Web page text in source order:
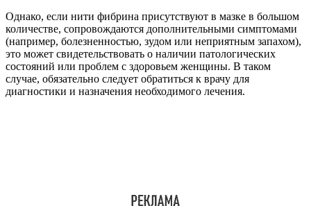
Однако, если нити фибрина присутствуют в мазке в большом
количестве, сопровождаются дополнительными симптомами
(например, болезненностью, зудом или неприятным запахом),
это может свидетельствовать о наличии патологических
состояний или проблем с здоровьем женщины. В таком
случае, обязательно следует обратиться к врачу для
диагностики и назначения необходимого лечения.